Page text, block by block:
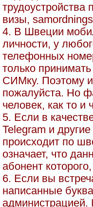
визы,
4. В Швеции
личности, у
телефонных
только
СИМку. Поэтому
пожалуйста. Но
человек, как то и
5. Если в
Telegram и
происходит по
означает, что
абонент
6. Если вы
написанные
администрацией.